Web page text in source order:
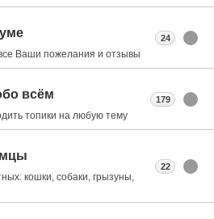
Ваши пожелания и отзывы
24
всём
топики на любую тему
179
кошки, собаки, грызуны,
22